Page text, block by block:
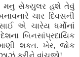
મનુ સેક્યુલર હશે તેવું
ચાર દિવસની
એ ચારેય ધર્મોનાં
બિનસાંપ્રદાયિક
શકત. ખેર,જોક
કરીને વાંચજો!